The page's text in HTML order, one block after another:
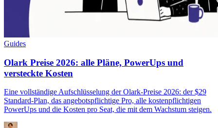
Guides
Olark Preise 2026: alle Pläne, PowerUps und
versteckte Kosten
Eine vollständige Aufschlüsselung der Olark-Preise 2026: der $29
Standard-Plan, das angebotspflichtige Pro, alle kostenpflichtigen
PowerUps und die Kosten pro Seat, die mit dem Wachstum steigen.